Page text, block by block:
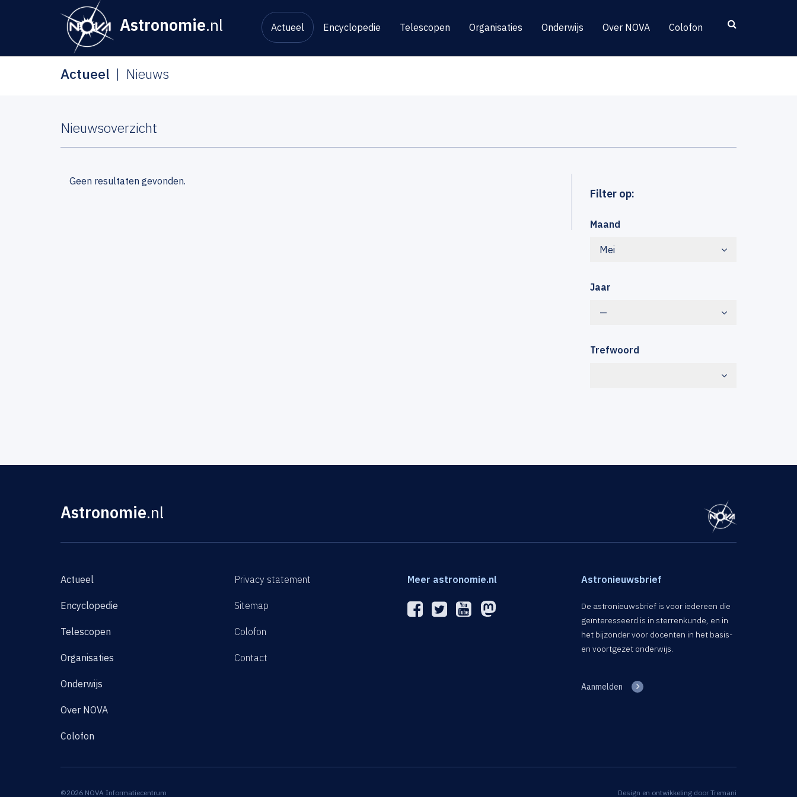
Astronomie.nl Actueel Encyclopedie Telescopen Organisaties Onderwijs Over NOVA Colofon
Actueel Nieuws
Nieuwsoverzicht
Filter op:
Maand
Mei
Jaar
—
Trefwoord
Geen resultaten gevonden.
Astronomie.nl
Actueel
Encyclopedie
Telescopen
Organisaties
Onderwijs
Over NOVA
Colofon
Privacy statement
Sitemap
Colofon
Contact
Meer astronomie.nl Astronieuwsbrief
De astronieuwsbrief is voor iedereen die
geïnteresseerd is in sterrenkunde, en in
het bijzonder voor docenten in het basis-
en voortgezet onderwijs.
Aanmelden
©2026 NOVA Informatiecentrum Design en ontwikkeling door Tremani